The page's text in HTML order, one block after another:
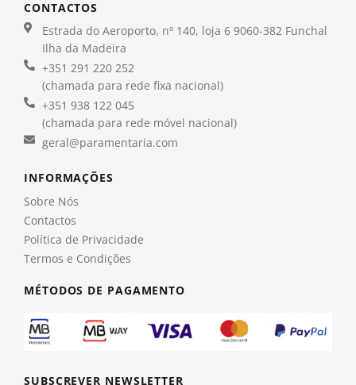
CONTACTOS
Estrada do Aeroporto, nº 140, loja 6 9060-382 Funchal
Ilha da Madeira
+351 291 220 252
(chamada para rede fixa nacional)
+351 938 122 045
(chamada para rede móvel nacional)
geral@paramentaria.com
INFORMAÇÕES
Sobre Nós
Contactos
Política de Privacidade
Termos e Condições
MÉTODOS DE PAGAMENTO
SUBSCREVER NEWSLETTER